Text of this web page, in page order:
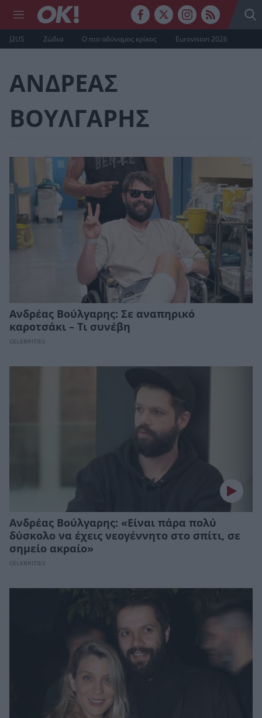
J2US Ζώδια Ο πιο αδύναμος κρίκος Eurovision 2026
ΑΝΔΡΕΑΣ
ΒΟΥΛΓΑΡΗΣ
Ανδρέας Βούλγαρης: Σε αναπηρικό
καροτσάκι – Τι συνέβη
CELEBRITIES
Ανδρέας Βούλγαρης: «Είναι πάρα πολύ
δύσκολο να έχεις νεογέννητο στο σπίτι, σε
σημείο ακραίο»
CELEBRITIES